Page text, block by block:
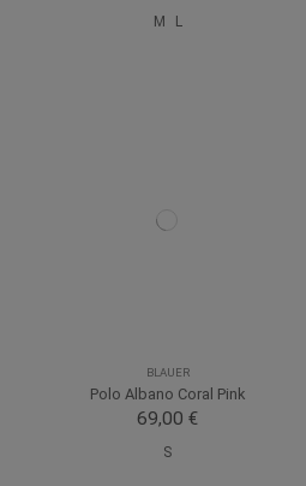
M L
BLAUER
Polo Albano Coral Pink
69,00 €
S